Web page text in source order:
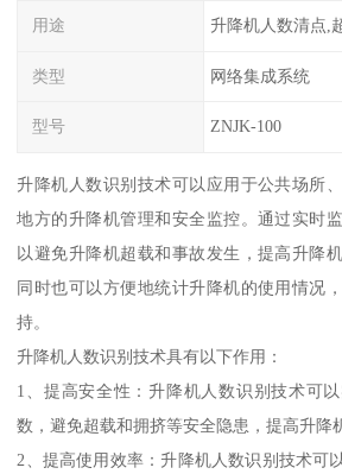
用途 升降机人数清点,
类型 网络集成系统
型号 ZNJK-100
升降机人数识别技术可以应用于公共场所
地方的升降机管理和安全监控。通过实时
以避免升降机超载和事故发生，提高升降
同时也可以方便地统计升降机的使用情况
持。
升降机人数识别技术具有以下作用：
1、提高安全性：升降机人数识别技术可
数，避免超载和拥挤等安全隐患，提高升降
2、提高使用效率：升降机人数识别技术可